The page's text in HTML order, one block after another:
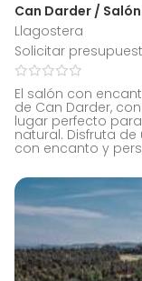
Can Darder / Salón
Llagostera
Solicitar
El salón con
de Can Darder,
lugar perfecto
natural. Disfruta
con encanto y